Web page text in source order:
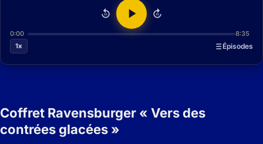
15 15
0:00
8:35
1x
Épisodes
Coffret Ravensburger « Vers des
contrées glacées »